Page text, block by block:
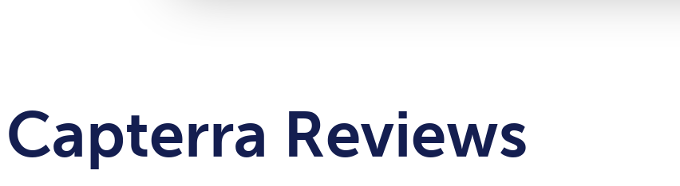
Capterra Reviews